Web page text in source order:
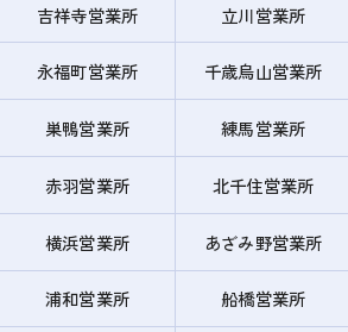
吉祥寺営業所 立川営業所
永福町営業所 千歳烏山営業所
巣鴨営業所 練馬営業所
赤羽営業所 北千住営業所
横浜営業所 あざみ野営業所
浦和営業所 船橋営業所